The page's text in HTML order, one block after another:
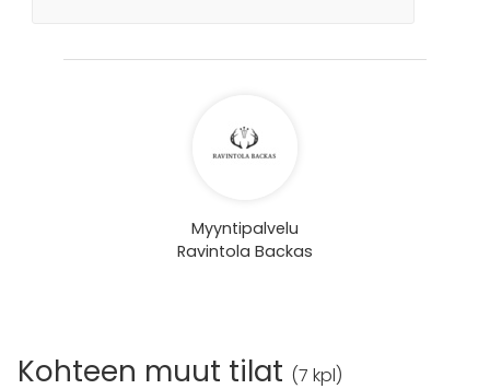
Myyntipalvelu
Ravintola Backas
Kohteen muut tilat (7 kpl)